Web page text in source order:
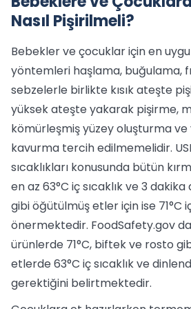
Nasıl Pişirilmeli?
Bebekler ve çocuklar için en
yöntemleri haşlama, buğulama,
sebzelerle birlikte kısık ateşte
yüksek ateşte yakarak pişirme,
kömürleşmiş yüzey oluşturma
kavurma tercih edilmemelidir.
sıcaklıkları konusunda bütün
en az 63°C iç sıcaklık ve 3
gibi öğütülmüş etler için ise 71°C
önermektedir. FoodSafety.gov
ürünlerde 71°C, biftek ve rosto
etlerde 63°C iç sıcaklık ve
gerektiğini belirtmektedir.